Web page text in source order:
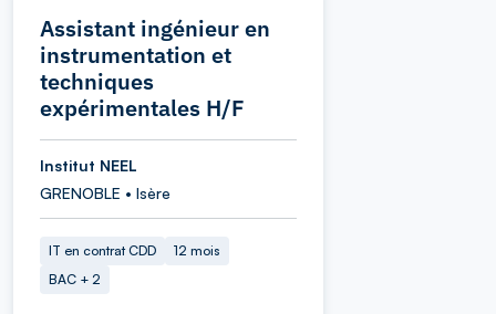
Assistant ingénieur en
instrumentation et
techniques
expérimentales H/F
Institut NEEL
GRENOBLE • Isère
IT en contrat CDD
12 mois
BAC + 2